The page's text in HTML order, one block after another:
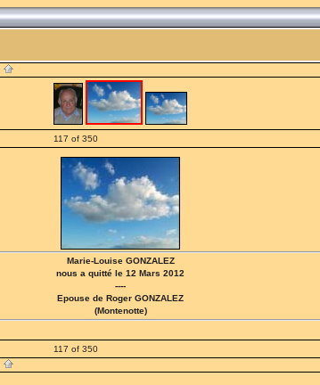
117 of 350
Marie-Louise GONZALEZ
nous a quitté le 12 Mars 2012
----
Epouse de Roger GONZALEZ
(Montenotte)
117 of 350